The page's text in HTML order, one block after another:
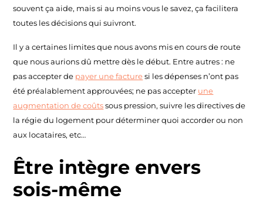
souvent ça aide, mais si au moins vous le savez, ça facilitera
toutes les décisions qui suivront.
Il y a certaines limites que nous avons mis en cours de route
que nous aurions dû mettre dès le début. Entre autres : ne
pas accepter de payer une facture si les dépenses n’ont pas
été préalablement approuvées; ne pas accepter une
augmentation de coûts sous pression, suivre les directives de
la régie du logement pour déterminer quoi accorder ou non
aux locataires, etc…
Être intègre envers
sois-même